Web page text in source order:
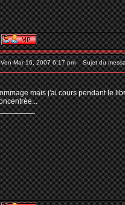
Mar 16, 2007 6:17 pm Sujet du
mais j'ai cours pendant le